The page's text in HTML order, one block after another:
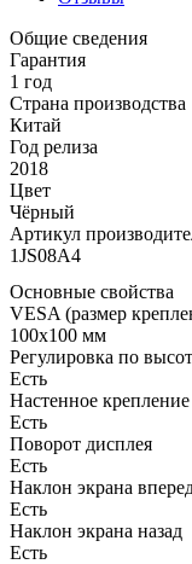
Общие сведения
Гарантия
1 год
Страна производства
Китай
Год релиза
2018
Цвет
Чёрный
Артикул
1JS08A4
Основные свойства
VESA (размер
100x100 мм
Регулировка по
Есть
Настенное крепление
Есть
Поворот дисплея
Есть
Наклон экрана
Есть
Наклон экрана назад
Есть